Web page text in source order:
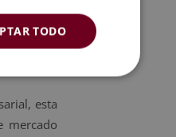
materia.
de
esta
mercado
TODO